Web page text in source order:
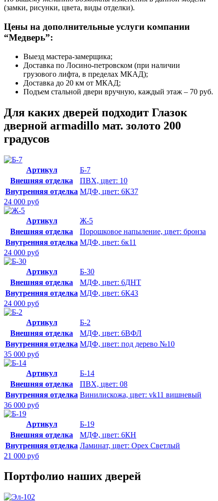
(замки, рисунки, цвета, виды отделки).
Цены на дополнительные услуги компании
“Медверь”:
Выезд мастера-замерщика;
Доставка по Лосино-петровском (при наличии
грузового лифта, в пределах МКАД);
Доставка до 20 км от МКАД;
Подъем стальной двери вручную, каждый этаж – 70 руб.
Для каких дверей подходит Глазок
дверной armadillo мат. золото 200
градусов
Артикул
Б-7
Внешняя отделка
ПВХ, цвет: 10
Внутренняя отделка МДФ, цвет: 6К37
24 000 руб
Артикул
Ж-5
Внешняя отделка
Порошковое напыление, цвет: бронза
Внутренняя отделка МДФ, цвет: 6к11
24 000 руб
Артикул
Б-30
Внешняя отделка
МДФ, цвет: 6ДНТ
Внутренняя отделка МДФ, цвет: 6К43
24 000 руб
Артикул
Б-2
Внешняя отделка
МДФ, цвет: 6ВФЛ
Внутренняя отделка МДФ, цвет: под дерево №10
35 000 руб
Артикул
Б-14
Внешняя отделка
ПВХ, цвет: 08
Внутренняя отделка Винилискожа, цвет: vk11 вишневый
36 000 руб
Артикул
Б-19
Внешняя отделка
МДФ, цвет: 6КН
Внутренняя отделка Ламинат, цвет: Орех Светлый
21 000 руб
Портфолио наших дверей